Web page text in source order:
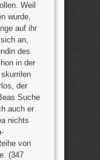
Weil
wurde,
auf ihr
an,
des
in der
der
Suche
auch er
nichts
von
(347